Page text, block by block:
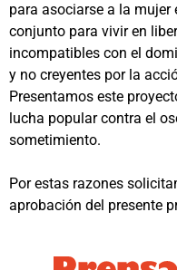
para asociarse a la mujer
conjunto para vivir en
incompatibles con el
y no creyentes por la
Presentamos este
lucha popular contra el
sometimiento.
Por estas razones
aprobación del presente